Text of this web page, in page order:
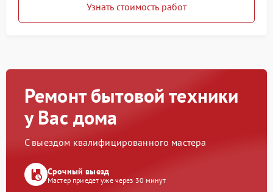
Узнать стоимость работ
Ремонт бытовой техники
у Вас дома
С выездом квалифицированного мастера
Срочный выезд
Мастер приедет уже через 30 минут